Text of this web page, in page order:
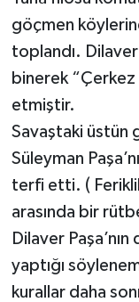
göçmen
toplandı. Dilaver
binerek
etmiştir.
Savaştaki üstün
Süleyman
terfi etti. (
arasında bir
Dilaver
yaptığı
kurallar daha